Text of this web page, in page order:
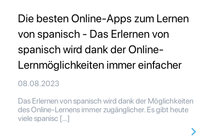
Die besten Online-Apps zum Lernen
von spanisch - Das Erlernen von
spanisch wird dank der Online-
Lernmöglichkeiten immer einfacher
08.08.2023
Das Erlernen von spanisch wird dank der Möglichkeiten
des Online-Lernens immer zugänglicher. Es gibt heute
viele spanisc […]